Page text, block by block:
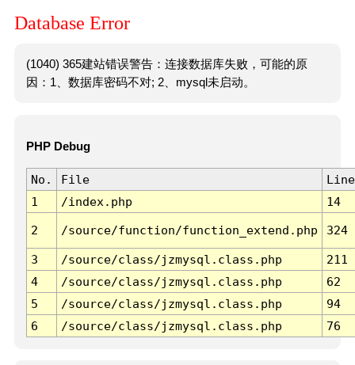
Database Error
(1040) 365建站错误警告：连接数据库失败，可能的原
因：1、数据库密码不对; 2、mysql未启动。
PHP Debug
No. File
Line
1
/index.php 14
2 /source/function/function_extend.php 324
3 /source/class/jzmysql.class.php
211
4
/source/class/jzmysql.class.php
62
5
/source/class/jzmysql.class.php
94
6
/source/class/jzmysql.class.php 76